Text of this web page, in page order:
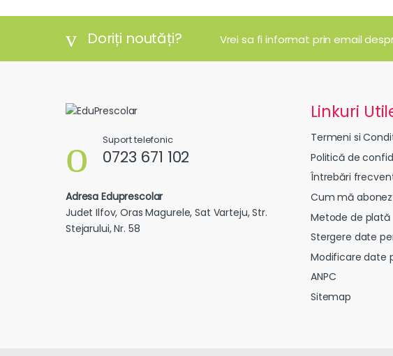
Doriți noutăți? Vrei sa fi informat prin email
Suport telefonic
0723 671 102
Adresa Eduprescolar
Judet Ilfov, Oras Magurele, Sat Varteju, Str.
Stejarului, Nr. 58
Linkuri
Termeni si
Politică de
Întrebări
Cum mă
Metode de plată
Stergere date
Modificare date
ANPC
Sitemap